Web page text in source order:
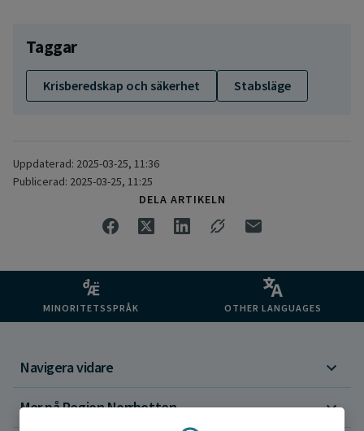
Taggar
Krisberedskap och säkerhet Stabsläge
Uppdaterad: 2025-03-25, 11:36
Publicerad: 2025-03-25, 11:25
DELA ARTIKELN
MINORITETSSPRÅK OTHER LANGUAGES
Navigera vidare
Mer på Region Norrbotten